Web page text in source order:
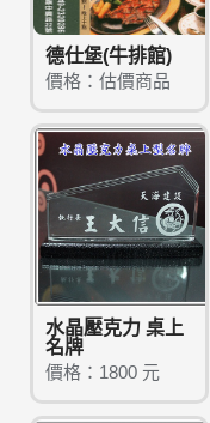
德仕堡(牛排館)
價格：估價商品
水晶壓克力 桌上
名牌
價格：1800 元